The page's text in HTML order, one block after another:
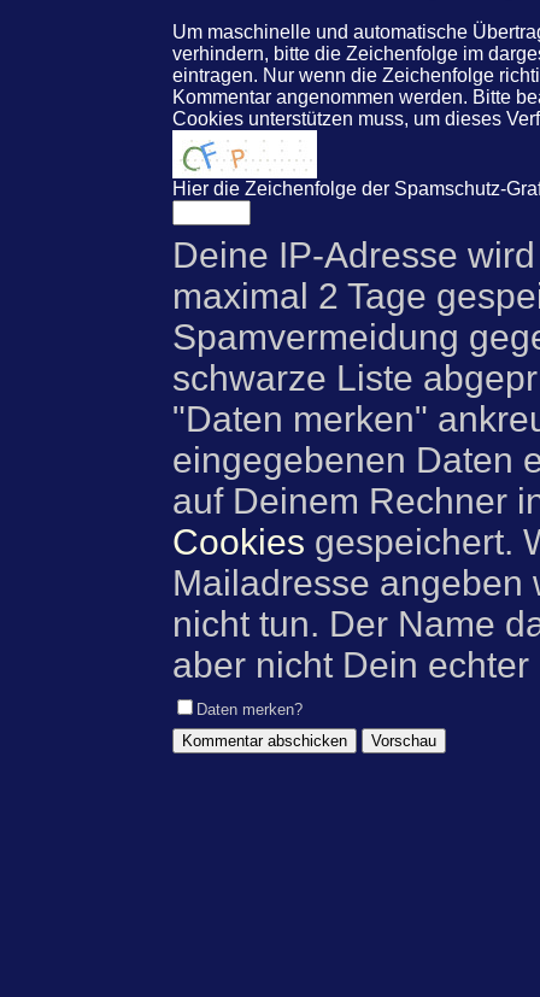
Um maschinelle und automatische
verhindern, bitte die Zeichenfolge im
eintragen. Nur wenn die Zeichenfolge
Kommentar angenommen werden. Bitte
Cookies unterstützen muss, um dieses
Hier die Zeichenfolge der Spamschutz-
Deine IP-Adresse
maximal 2 Tage
Spamvermeidung
schwarze Liste
"Daten merken"
eingegebenen Daten
auf Deinem Rechner
Cookies gespeichert.
Mailadresse angeben
nicht tun. Der Name
aber nicht Dein
Daten merken?